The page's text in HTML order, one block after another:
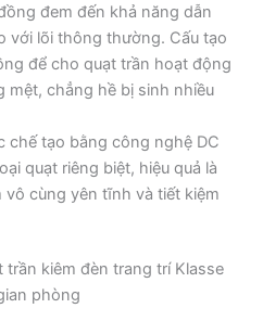
đem đến khả năng dẫn
với lõi thông thường. Cấu tạo
để cho quạt trần hoạt động
mệt, chẳng hề bị sinh nhiều
chế tạo bằng công nghệ DC
quạt riêng biệt, hiệu quả là
cùng yên tĩnh và tiết kiệm
kiêm đèn trang trí Klasse
phòng